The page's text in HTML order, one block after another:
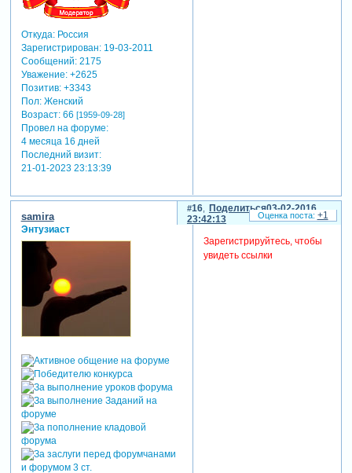
Откуда:Россия
Зарегистрирован: 19-03-2011
Сообщений:2175
Уважение: +2625
Позитив: +3343
Пол:Женский
Возраст:66 [1959-09-28]
Провел на форуме:
4 месяца 16 дней
Последний визит:
21-01-2023 23:13:39
Поделиться
16
03-02-2016
23:42:13
samira
Энтузиаст
Зарегистрируйтесь, чтобы
увидеть ссылки
+1